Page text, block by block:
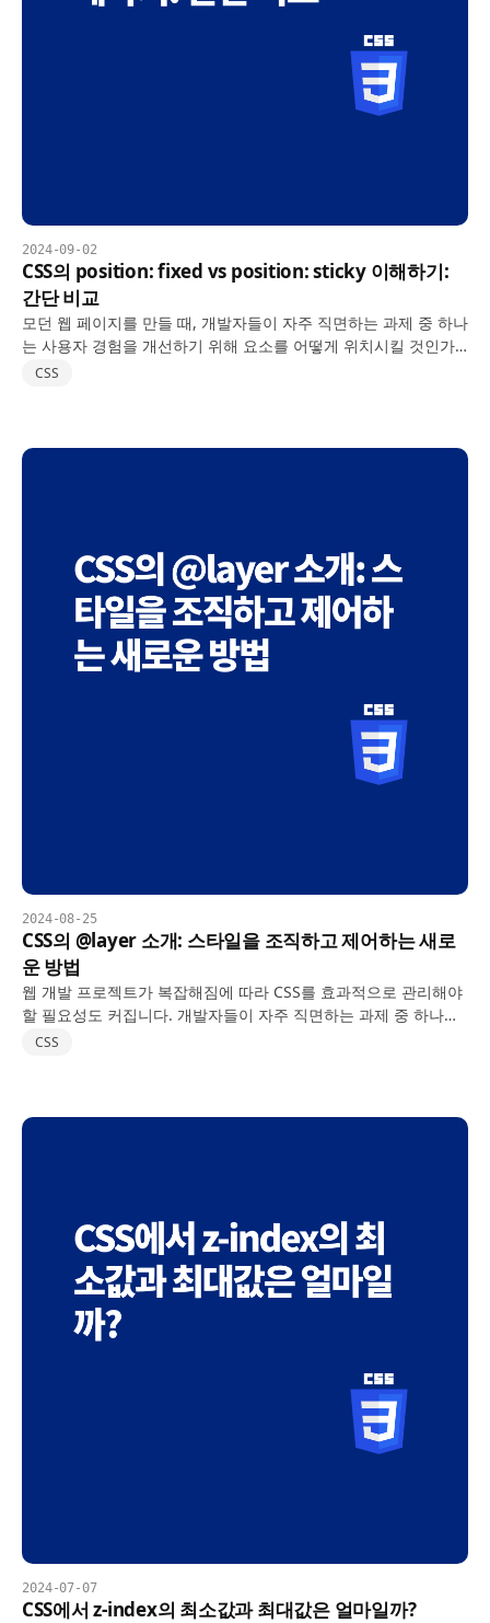
2024-09-02
CSS의 position: fixed vs position: sticky 이해하기:
간단 비교
모던 웹 페이지를 만들 때, 개발자들이 자주 직면하는 과제 중 하나
는 사용자 경험을 개선하기 위해 요소를 어떻게 위치시킬 것인가
입니다. 이러한 목적으로 자주 사용되는 두 가지 CSS 속성은
CSS
2024-08-25
CSS의 @layer 소개: 스타일을 조직하고 제어하는 새로
운 방법
웹 개발 프로젝트가 복잡해짐에 따라 CSS를 효과적으로 관리해야
할 필요성도 커집니다. 개발자들이 자주 직면하는 과제 중 하나는
CSS의 특이성(specificity)을 처리하고, 서로 다른 스타일 시트 간
CSS
2024-07-07
CSS에서 z-index의 최소값과 최대값은 얼마일까?